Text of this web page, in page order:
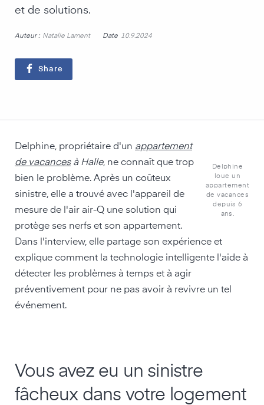
et de solutions.
Auteur : Natalie Lament Date 10.9.2024
Share
Delphine
loue un
appartement
de vacances
depuis 6
ans.
Delphine, propriétaire d'un appartement
de vacancesà Halle, ne connaît que trop
bien le problème. Après un coûteux
sinistre, elle a trouvé avec l'appareil de
mesure de l'air air-Q une solution qui
protège ses nerfs et son appartement.
Dans l'interview, elle partage son expérience et
explique comment la technologie intelligente l'aide à
détecter les problèmes à temps et à agir
préventivement pour ne pas avoir à revivre un tel
événement.
Vous avez eu un sinistre
fâcheux dans votre logement